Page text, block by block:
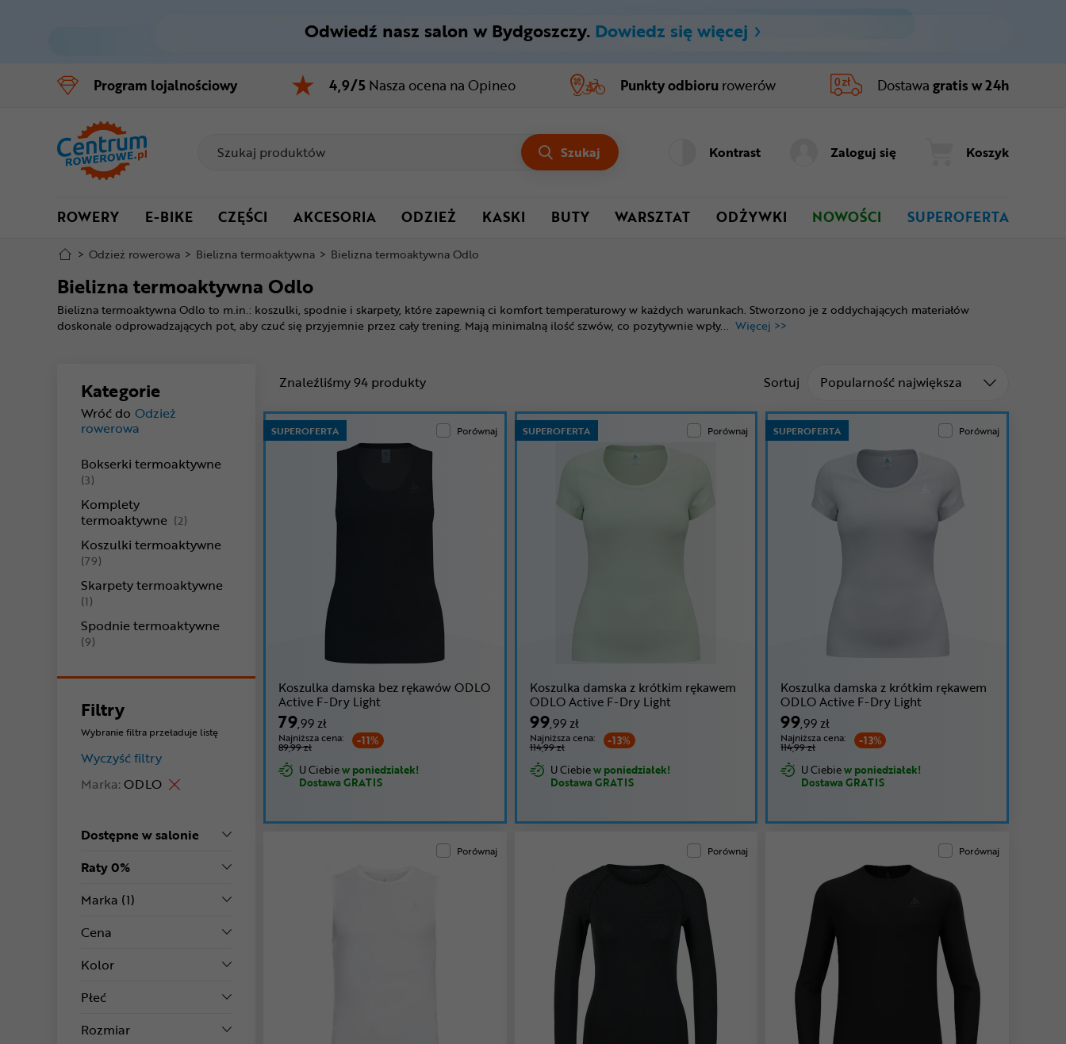
Menu główne
Filtry
Stopka
Odwiedź nasz salon w Bydgoszczy. Dowiedz się więcej
Program lojalnościowy 4,9/5 Nasza ocena na Opineo Punkty odbioru rowerów Dostawa gratis w 24h
Szukaj Kontrast Zaloguj się Koszyk
ROWERY E-BIKE CZĘŚCI AKCESORIA ODZIEŻ KASKI BUTY WARSZTAT ODŻYWKI NOWOŚCI SUPEROFERTA
> Odzież rowerowa > Bielizna termoaktywna > Bielizna termoaktywna Odlo
Bielizna termoaktywna Odlo
Bielizna termoaktywna Odlo to m.in.: koszulki, spodnie i skarpety, które zapewnią ci komfort temperaturowy w każdych warunkach. Stworzono je z oddychających materiałów
doskonale odprowadzających pot, aby czuć się przyjemnie przez cały trening. Mają minimalną ilość szwów, co pozytywnie wpły... Więcej >>
Kategorie
Wróć do Odzież
rowerowa
Bokserki termoaktywne
(3)
Komplety
termoaktywne (2)
Koszulki termoaktywne
(79)
Skarpety termoaktywne
(1)
Spodnie termoaktywne
(9)
Filtry
Wybranie filtra przeładuje listę
Wyczyść filtry
Marka: ODLO
Dostępne w salonie
Raty 0%
Marka (1)
Cena
Kolor
Płeć
Rozmiar
Znaleźliśmy94 produkty Sortuj Sortuj od
Popularność największa
SUPEROFERTA Porównaj
Koszulka damska bez rękawów ODLO
Active F-Dry Light
79,99 zł
-11%
Najniższa cena:
89,99 zł
U Ciebiew poniedziałek!
Dostawa GRATIS
SUPEROFERTA Porównaj
Koszulka damska z krótkim rękawem
ODLO Active F-Dry Light
99,99 zł
-13%
Najniższa cena:
114,99 zł
U Ciebiew poniedziałek!
Dostawa GRATIS
SUPEROFERTA Porównaj
Koszulka damska z krótkim rękawem
ODLO Active F-Dry Light
99,99 zł
-13%
Najniższa cena:
114,99 zł
U Ciebiew poniedziałek!
Dostawa GRATIS
Porównaj Porównaj Porównaj